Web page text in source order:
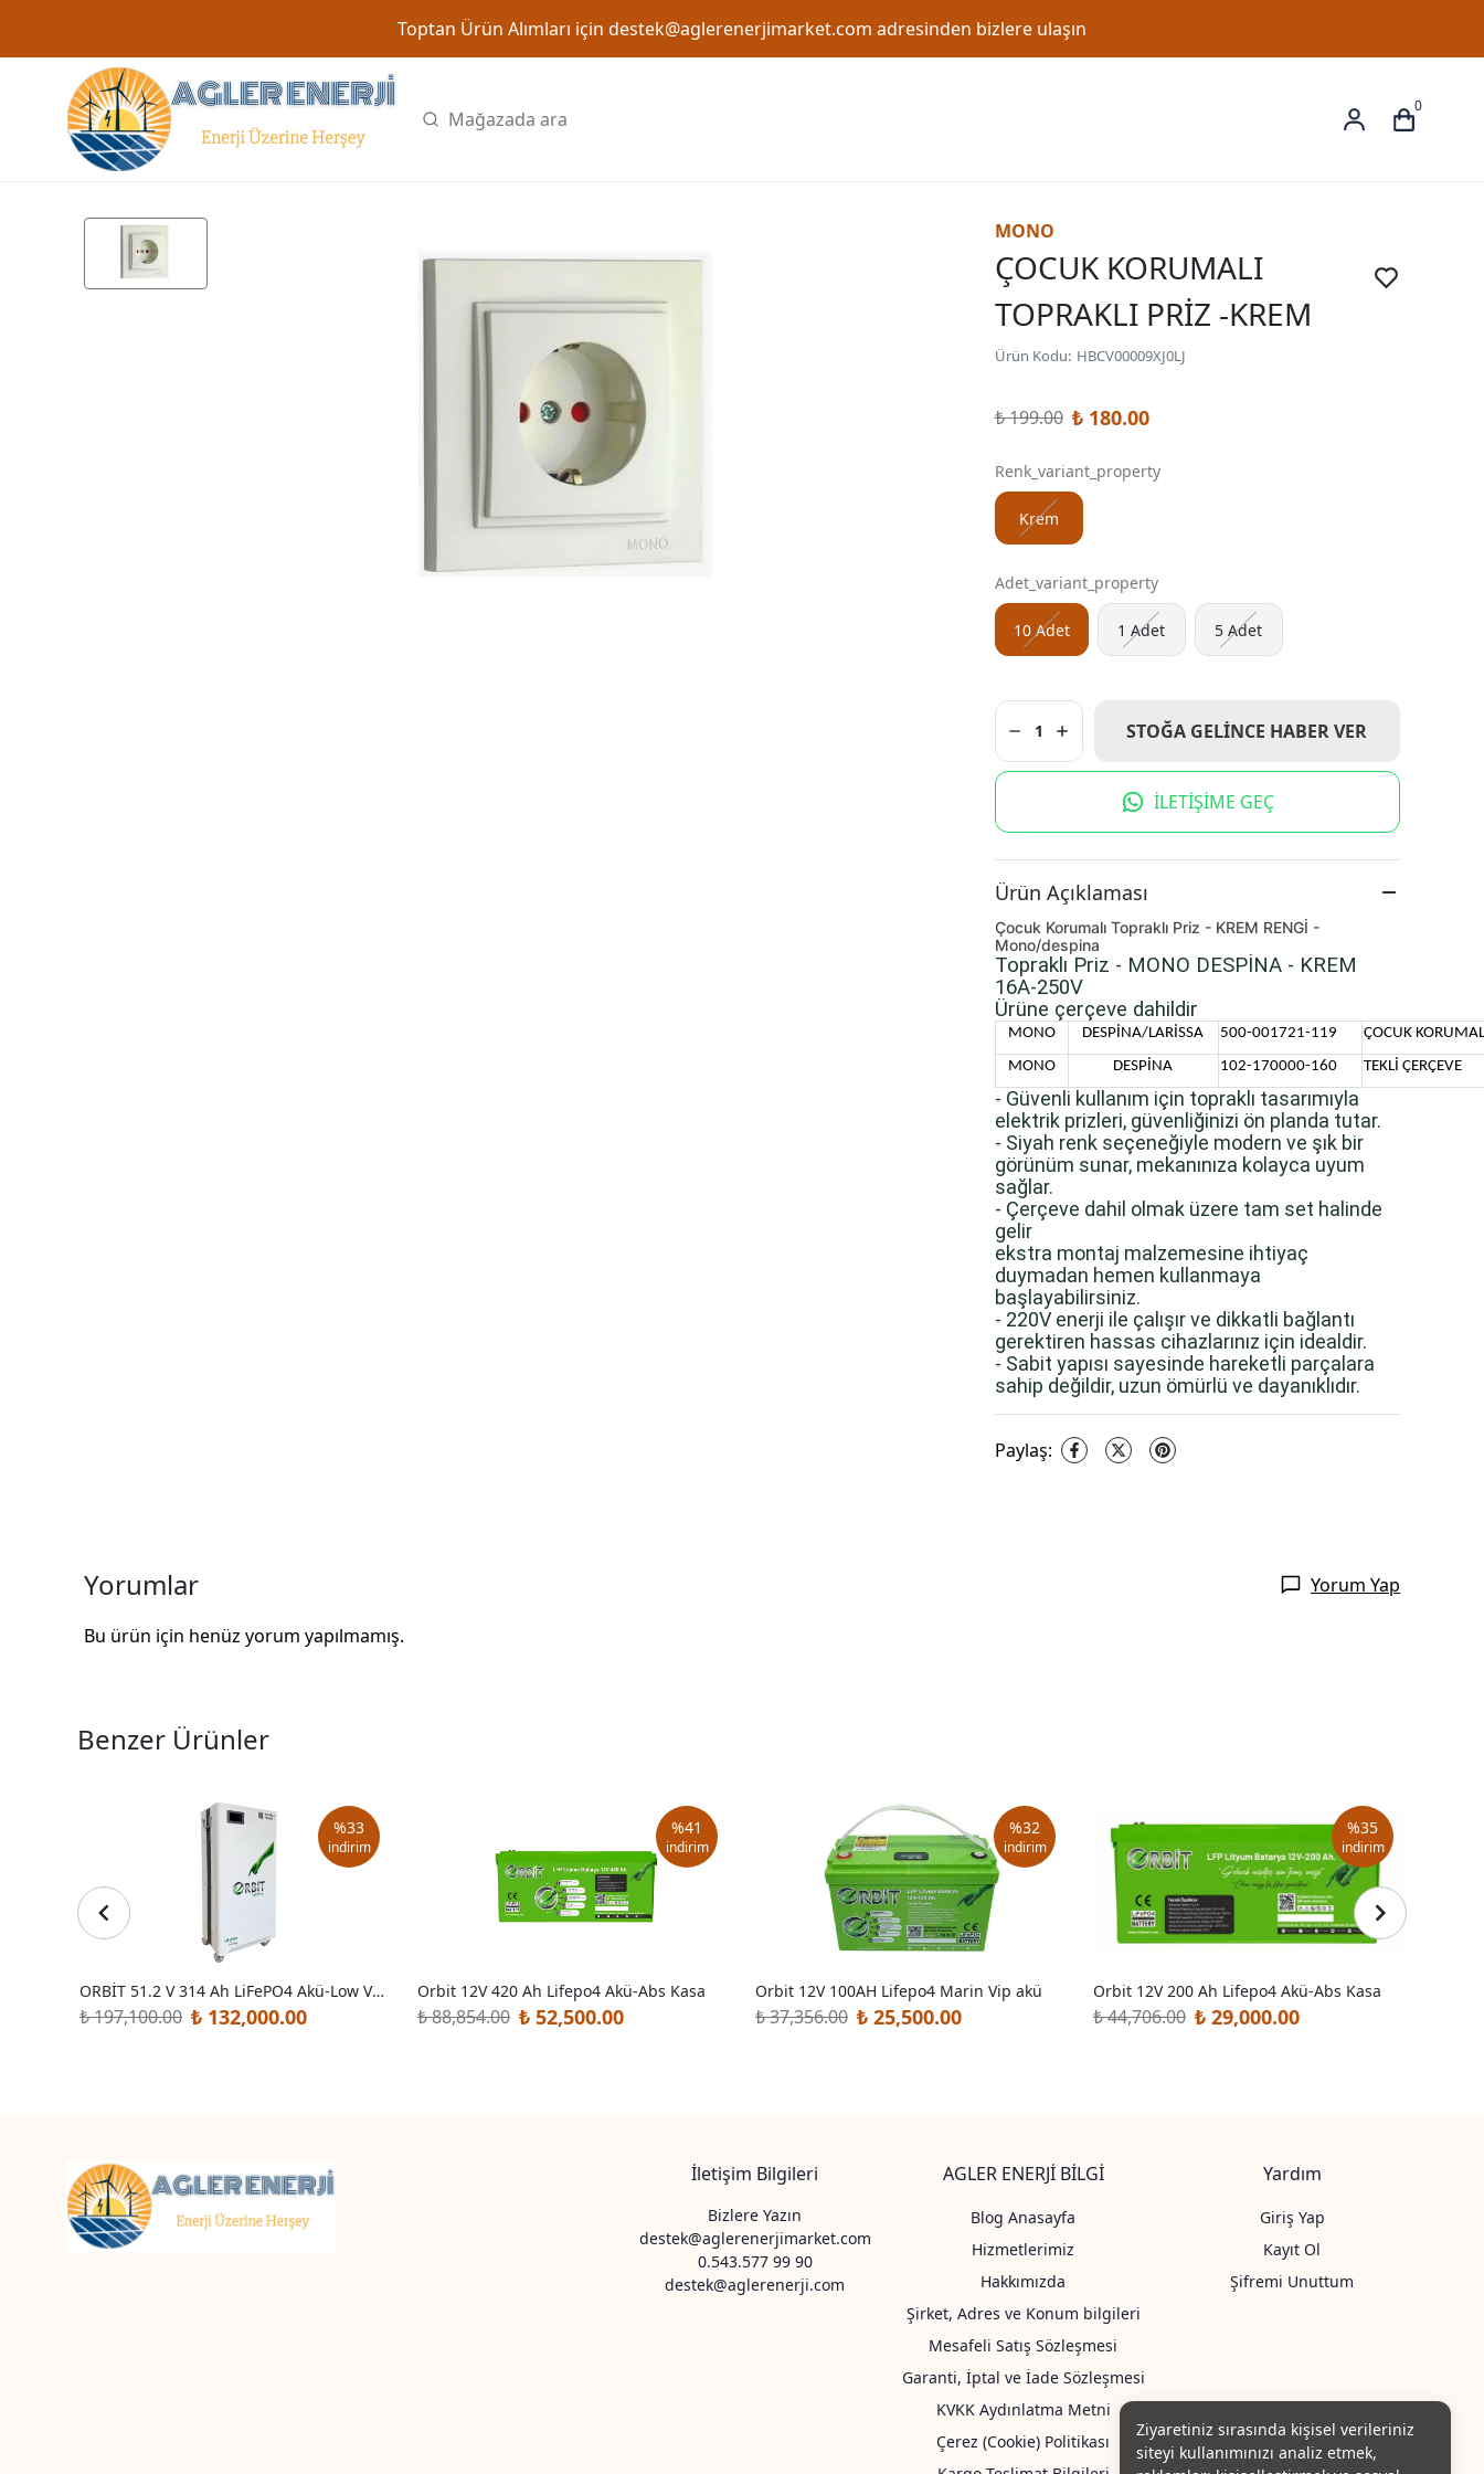
Toptan Ürün Alımları için destek@aglerenerjimarket.com adresinden bizlere ulaşın
0
Ziyaretiniz sırasında kişisel verileriniz
siteyi kullanımınızı analiz etmek,
MONO
ÇOCUK KORUMALI
TOPRAKLI PRİZ -KREM
Ürün Kodu: HBCV00009XJ0LJ
₺ 199.00 ₺ 180.00
Renk_variant_property
Krem
Adet_variant_property
10 Adet 1 Adet 5 Adet
1 STOĞA GELINCE HABER VER
İLETİŞİME GEÇ
Ürün Açıklaması
Çocuk Korumalı Topraklı Priz - KREM RENGİ -
Mono/despina
Topraklı Priz - MONO DESPİNA - KREM
16A-250V
Ürüne çerçeve dahildir
MONO DESPİNA/LARİSSA 500-001721-119
ÇOCUK
MONO
DESPİNA 102-170000-160 TEKLİ ÇERÇEVE
- Güvenli kullanım için topraklı tasarımıyla
elektrik prizleri, güvenliğinizi ön planda tutar.
- Siyah renk seçeneğiyle modern ve şık bir
görünüm sunar, mekanınıza kolayca uyum
sağlar.
- Çerçeve dahil olmak üzere tam set halinde
gelir
ekstra montaj malzemesine ihtiyaç
duymadan hemen kullanmaya
başlayabilirsiniz.
- 220V enerji ile çalışır ve dikkatli bağlantı
gerektiren hassas cihazlarınız için idealdir.
- Sabit yapısı sayesinde hareketli parçalara
sahip değildir, uzun ömürlü ve dayanıklıdır.
Paylaş:
Yorumlar Yorum Yap
Bu ürün için henüz yorum yapılmamış.
Benzer Ürünler
%33
indirim
ORBİT 51.2 V 314 Ah LiFePO4 Akü-Low Voltage-Metal Kasa
₺ 197,100.00 ₺ 132,000.00
%41
indirim
Orbit 12V 420 Ah Lifepo4 Akü-Abs Kasa
₺ 88,854.00 ₺ 52,500.00
%32
indirim
Orbit 12V 100AH Lifepo4 Marin Vip akü
₺ 37,356.00 ₺ 25,500.00
%35
indirim
Orbit 12V 200 Ah Lifepo4 Akü-Abs Kasa
₺ 44,706.00 ₺ 29,000.00
AGLER ENERJİ BİLGİ
Blog Anasayfa
Hizmetlerimiz
Hakkımızda
Şirket, Adres ve Konum bilgileri
Mesafeli Satış Sözleşmesi
Garanti, İptal ve İade Sözleşmesi
KVKK Aydınlatma Metni
Çerez (Cookie) Politikası
İletişim Bilgileri
Bizlere Yazın
destek@aglerenerjimarket.com
0.543.577 99 90
destek@aglerenerji.com
Yardım
Giriş Yap
Kayıt Ol
Şifremi Unuttum